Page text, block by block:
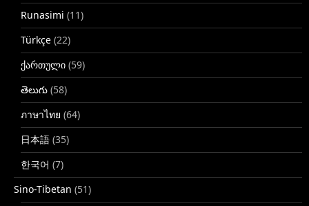
Runasimi (11)
Türkçe (22)
ქართული (59)
తెలుగు (58)
ภาษาไทย (64)
日本語 (35)
한국어 (7)
Sino-Tibetan (51)